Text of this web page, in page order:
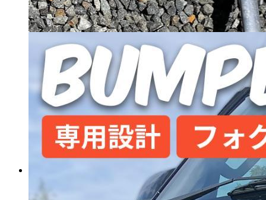
カートに入れる
ハイゼット トラック フロント
バンパー ガード グリル ガード